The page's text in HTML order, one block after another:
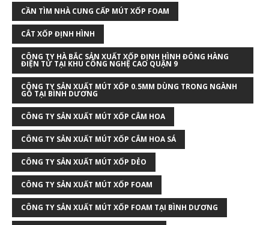
CẦN TÌM NHÀ CUNG CẤP MÚT XỐP FOAM
CẮT XỐP ĐỊNH HÌNH
CÔNG TY HÀ BẮC SẢN XUẤT XỐP ĐỊNH HÌNH ĐÓNG HÀNG
ĐIỆN TỬ TẠI KHU CÔNG NGHỆ CAO QUẬN 9
CÔNG TY SẢN XUẤT MÚT XỐP 0.5MM DÙNG TRONG NGÀNH
GỖ TẠI BÌNH DƯƠNG
CÔNG TY SẢN XUẤT MÚT XỐP CẮM HOA
CÔNG TY SẢN XUẤT MÚT XỐP CẮM HOA SÁ
CÔNG TY SẢN XUẤT MÚT XỐP DẺO
CÔNG TY SẢN XUẤT MÚT XỐP FOAM
CÔNG TY SẢN XUẤT MÚT XỐP FOAM TẠI BÌNH DƯƠNG